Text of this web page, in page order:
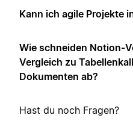
Kann ich agile Projekte
Wie schneiden Notion-
Vergleich zu
Dokumenten ab?
Hast du noch Fragen?